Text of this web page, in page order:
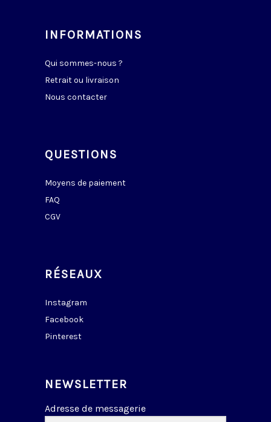
INFORMATIONS
Qui sommes-nous ?
Retrait ou livraison
Nous contacter
QUESTIONS
Moyens de paiement
FAQ
CGV
RÉSEAUX
Instagram
Facebook
Pinterest
NEWSLETTER
Adresse de messagerie